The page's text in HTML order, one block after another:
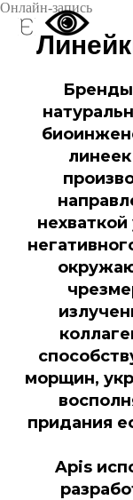
Онлайн-запись
морщин,
придания
Apis